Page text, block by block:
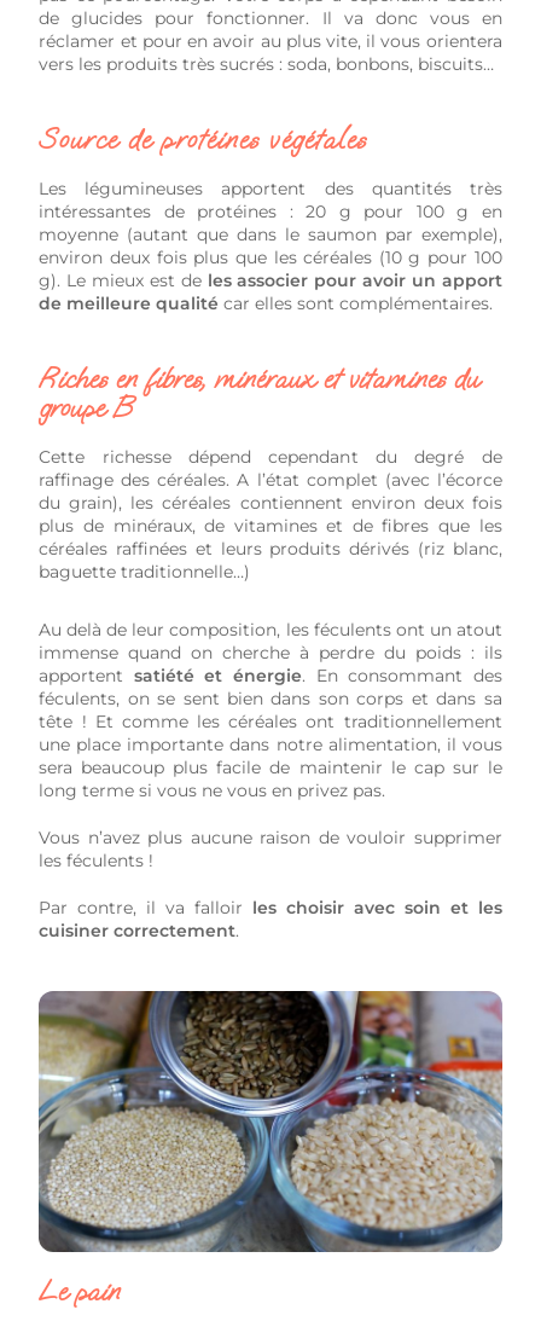
de glucides pour fonctionner. Il va donc vous en
réclamer et pour en avoir au plus vite, il vous orientera
vers les produits très sucrés : soda, bonbons, biscuits…
Source de protéines végétales
Les légumineuses apportent des quantités très
intéressantes de protéines : 20 g pour 100 g en
moyenne (autant que dans le saumon par exemple),
environ deux fois plus que les céréales (10 g pour 100
g). Le mieux est de les associer pour avoir un apport
de meilleure qualité car elles sont complémentaires.
Riches en fibres, minéraux et vitamines du
groupe B
Cette richesse dépend cependant du degré de
raffinage des céréales. A l’état complet (avec l’écorce
du grain), les céréales contiennent environ deux fois
plus de minéraux, de vitamines et de fibres que les
céréales raffinées et leurs produits dérivés (riz blanc,
baguette traditionnelle…)
Au delà de leur composition, les féculents ont un atout
immense quand on cherche à perdre du poids : ils
apportent satiété et énergie. En consommant des
féculents, on se sent bien dans son corps et dans sa
tête ! Et comme les céréales ont traditionnellement
une place importante dans notre alimentation, il vous
sera beaucoup plus facile de maintenir le cap sur le
long terme si vous ne vous en privez pas.
Vous n’avez plus aucune raison de vouloir supprimer
les féculents !
Par contre, il va falloir les choisir avec soin et les
cuisiner correctement.
Le pain